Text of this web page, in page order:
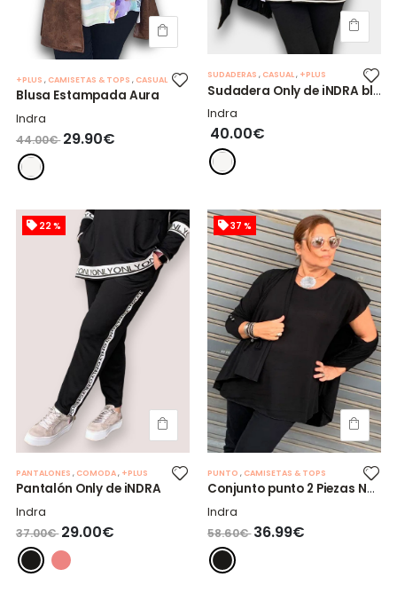
+PLUS , CAMISETAS & TOPS , CASUAL
Blusa Estampada Aura
Indra
44.00€ 29.90€
SUDADERAS , CASUAL, +PLUS
Sudadera Only de iNDRA blanca
Indra
40.00€
22 %
PANTALONES , COMODA, +PLUS
Pantalón Only de iNDRA
Indra
37.00€ 29.00€
37 %
PUNTO , CAMISETAS & TOPS
Conjunto punto 2 Piezas NORA
Indra
58.60€ 36.99€